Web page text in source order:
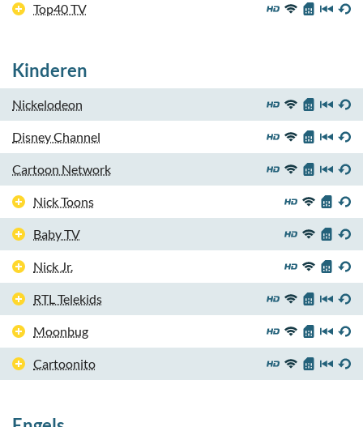
Top40 TV
Kinderen
Nickelodeon
Disney Channel
Cartoon Network
Nick Toons
Baby TV
Nick Jr.
RTL Telekids
Moonbug
Cartoonito